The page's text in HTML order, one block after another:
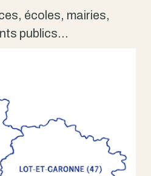
écoles, mairies,
publics…